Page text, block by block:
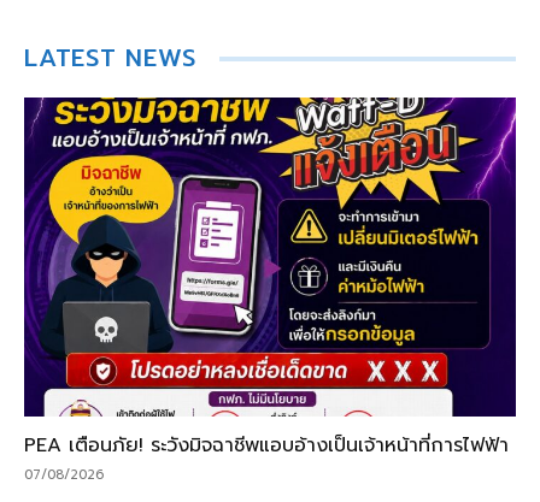
LATEST NEWS
PEA เตือนภัย! ระวังมิจฉาชีพแอบอ้างเป็นเจ้าหน้าที่การไฟฟ้า
07/08/2026